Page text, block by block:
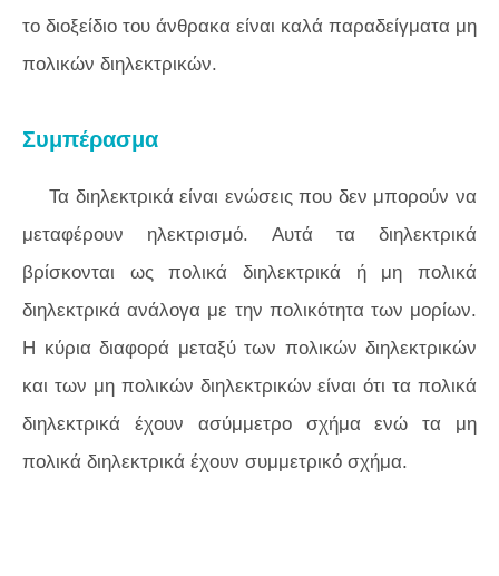
το διοξείδιο του άνθρακα είναι καλά παραδείγματα μη
πολικών διηλεκτρικών.
Συμπέρασμα
Τα διηλεκτρικά είναι ενώσεις που δεν μπορούν να
μεταφέρουν ηλεκτρισμό. Αυτά τα διηλεκτρικά
βρίσκονται ως πολικά διηλεκτρικά ή μη πολικά
διηλεκτρικά ανάλογα με την πολικότητα των μορίων.
Η κύρια διαφορά μεταξύ των πολικών διηλεκτρικών
και των μη πολικών διηλεκτρικών είναι ότι τα πολικά
διηλεκτρικά έχουν ασύμμετρο σχήμα ενώ τα μη
πολικά διηλεκτρικά έχουν συμμετρικό σχήμα.